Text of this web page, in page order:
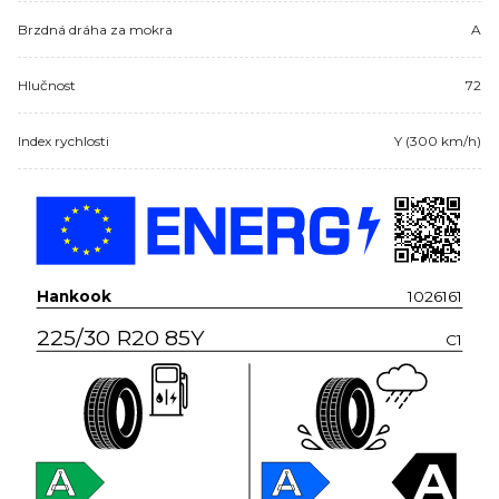
Brzdná dráha za mokra A
Hlučnost 72
Index rychlosti Y (300 km/h)
Hankook 1026161
225/30 R20 85Y C1
A A A